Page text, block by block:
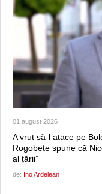
01 august 2026
A vrut să-l atace pe
Rogobete spune că
al țării”
de: Ino Ardelean